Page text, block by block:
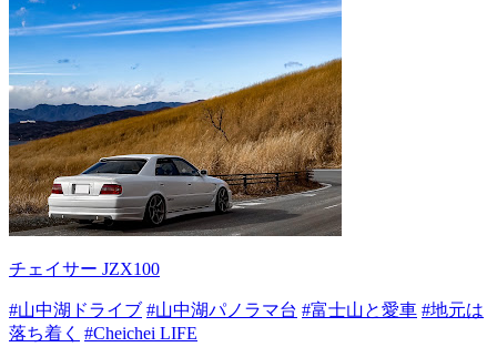
チェイサー JZX100
#山中湖ドライブ #山中湖パノラマ台 #富士山と愛車 #地元は
落ち着く #Cheichei LIFE